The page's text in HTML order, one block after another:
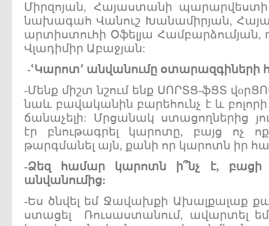
Միրզոյան, Հայաստանի պարարվեստի
նախագահ Վանուշ Խանամիրյան,
արտիստուհի Օֆելյա Համբարձումյան,
Վլադիմիր Աբաջյան:
-ՙԿարոտ՚ անվանումը օտարազգիների
-Մենք միշտ նշում ենք ՍՈՐՏՑ-ֆՑՏ
նաև բավականին բարեհունչ է և
ճանաչելի: Մրցանակ ստացողներից
էր բնութագրել կարոտը, բայց ոչ
թարգմանել այն, քանի որ կարոտն իր
-Ձեզ համար կարոտն ի՞նչ է,
անվանումից:
-Ես ծնվել եմ Ջավախքի Ախալքալաք
ստացել Ռուսաստանում, ավարտել